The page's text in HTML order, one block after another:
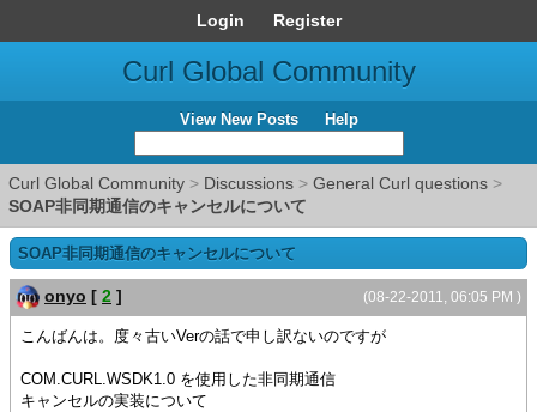
Login Register
Curl Global Community
View New Posts Help
Curl Global Community > Discussions > General Curl questions >
SOAP非同期通信のキャンセルについて
SOAP非同期通信のキャンセルについて
(08-22-2011, 06:05 PM )
onyo [ 2 ]
こんばんは。度々古いVerの話で申し訳ないのですが
COM.CURL.WSDK1.0 を使用した非同期通信
キャンセルの実装について